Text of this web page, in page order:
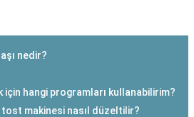
nedir?
için hangi programları kullanabilirim?
makinesi nasıl düzeltilir?